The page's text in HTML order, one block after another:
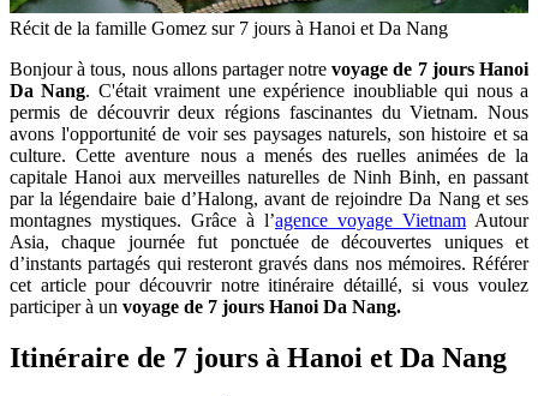
Récit de la famille Gomez sur 7 jours à Hanoi et Da Nang
Bonjour à tous, nous allons partager notrevoyage de 7 jours Hanoi
Da Nang. C'était vraiment une expérience inoubliable qui nous a
permis de découvrir deux régions fascinantes du Vietnam. Nous
avons l'opportunité de voir ses paysages naturels, son histoire et sa
culture. Cette aventure nous a menés des ruelles animées de la
capitale Hanoi aux merveilles naturelles de Ninh Binh, en passant
par la légendaire baie d’Halong, avant de rejoindre Da Nang et ses
montagnes mystiques. Grâce à l’agence voyage Vietnam Autour
Asia, chaque journée fut ponctuée de découvertes uniques et
d’instants partagés qui resteront gravés dans nos mémoires. Référer
cet article pour découvrir notre itinéraire détaillé, si vous voulez
participer à un voyage de 7 jours Hanoi Da Nang.
Itinéraire de 7 jours à Hanoi et Da Nang